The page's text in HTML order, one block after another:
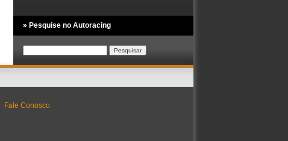
» Pesquise no Autoracing
por:
Fale Conosco